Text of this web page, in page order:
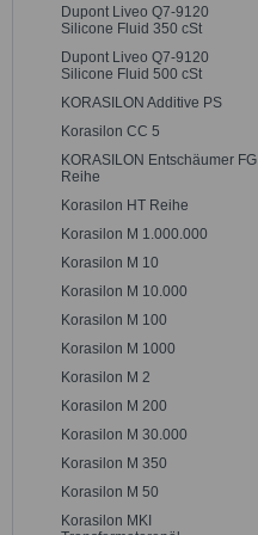
Dupont Liveo Q7-9120
Silicone Fluid 350 cSt
Dupont Liveo Q7-9120
Silicone Fluid 500 cSt
KORASILON Additive PS
Korasilon CC 5
KORASILON Entschäumer FG
Reihe
Korasilon HT Reihe
Korasilon M 1.000.000
Korasilon M 10
Korasilon M 10.000
Korasilon M 100
Korasilon M 1000
Korasilon M 2
Korasilon M 200
Korasilon M 30.000
Korasilon M 350
Korasilon M 50
Korasilon MKI